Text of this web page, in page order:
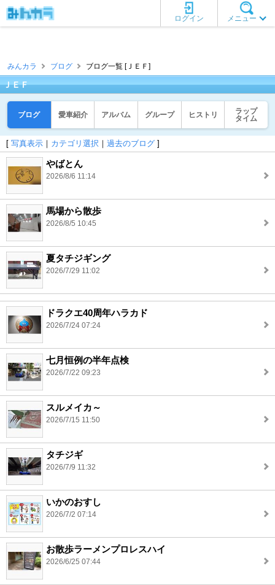
メニュー
ログイン
みんカラ ブログ ブログ一覧 [ＪＥＦ]
ＪＥＦ
ブログ 愛車紹介 アルバム グループ ヒストリ
ラップ
タイム
[ 写真表示 ｜ カテゴリ選択 ｜ 過去のブログ ]
やばとん
2026/8/6 11:14
馬場から散歩
2026/8/5 10:45
夏タチジギング
2026/7/29 11:02
ドラクエ40周年ハラカド
2026/7/24 07:24
七月恒例の半年点検
2026/7/22 09:23
スルメイカ～
2026/7/15 11:50
タチジギ
2026/7/9 11:32
いかのおすし
2026/7/2 07:14
お散歩ラーメンプロレスハイ
2026/6/25 07:44